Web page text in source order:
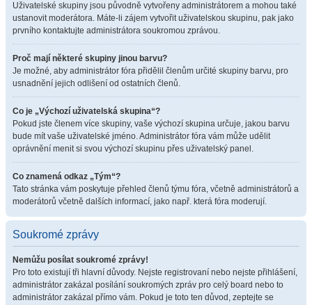
Uživatelské skupiny jsou původně vytvořeny administrátorem a mohou také
ustanovit moderátora. Máte-li zájem vytvořit uživatelskou skupinu, pak jako
prvního kontaktujte administrátora soukromou zprávou.
Proč mají některé skupiny jinou barvu?
Je možné, aby administrátor fóra přidělil členům určité skupiny barvu, pro
usnadnění jejich odlišení od ostatních členů.
Co je „Výchozí uživatelská skupina“?
Pokud jste členem více skupiny, vaše výchozí skupina určuje, jakou barvu
bude mít vaše uživatelské jméno. Administrátor fóra vám může udělit
oprávnění menit si svou výchozí skupinu přes uživatelský panel.
Co znamená odkaz „Tým“?
Tato stránka vám poskytuje přehled členů týmu fóra, včetně administrátorů a
moderátorů včetně dalších informací, jako např. která fóra moderují.
Soukromé zprávy
Nemůžu posílat soukromé zprávy!
Pro toto existují tři hlavní důvody. Nejste registrovaní nebo nejste přihlášení,
administrátor zakázal posílání soukromých zpráv pro celý board nebo to
administrátor zakázal přímo vám. Pokud je toto ten důvod, zeptejte se